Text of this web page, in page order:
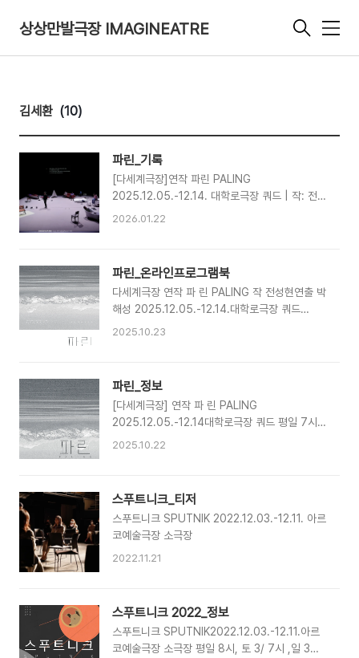
상상만발극장 IMAGINEATRE
메
김세환 (10)
파린_기록
[다세계극장]연작 파린 PALING
2025.12.05.-12.14. 대학로극장 쿼드 | 작: 전성
현 | 연출: 박해성 | 출연: 선명균 김규도 문현정
2026.01.22
파린_온라인프로그램북
다세계극장 연작 파 린 PALING 작 전성현연출 박
해성 2025.12.05.-12.14.대학로극장 쿼드
QUAD 제작 상상만발극장2순서다세계극장작가
가 아닌 이질적인 세계들이 중첩되고 충돌하며 존
재하는 불가해한 감각을 포착해 이를 네 명의 연출
가가 각자의 시선으로 응시하는 상상만발극장의
연작 작업입니다. , , , , 작가의 글두 사람이 휘말
고 살아가게 된다. 생의 반대편으로 가버린 게 자
신일 수도 있었다는 공포감, 그럼에도 그게 자신이
아니었다는 데서 오는 안도감, 아마..
2025.10.23
파린_정보
[다세계극장] 연작 파 린 PALING
2025.12.05.-12.14대학로극장 쿼드 평일 7시
30분 | 토/일 3시 | 월요일 공연없음티켓예매:
인: 김형연사운드디자인: 카입의상디자인: 홍문기
분장디자인: 이지연 조연출: 조서연무대감독: 이라
임드라마터그: 손원정 김상훈홍보물디자인: 박먼
지영상기록: 삼인칭시점사진기록: 옥상훈 제작
2025.10.22
스푸트니크_티저
스푸트니크 SPUTNIK 2022.12.03.-12.11. 아르
코예술극장 소극장
2022.11.21
스푸트니크 2022_정보
스푸트니크 SPUTNIK2022.12.03.-12.11.아르
코예술극장 소극장 평일 8시, 토 3/ 7시 ,일 3시 /